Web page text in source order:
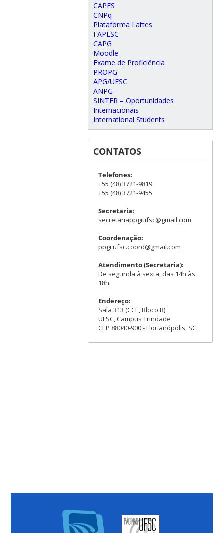
CAPES
CNPq
Plataforma Lattes
FAPESC
CAPG
Moodle
Exame de Proficiência
PROPG
APG/UFSC
ANPG
SINTER – Oportunidades
Internacionais
International Students
CONTATOS
Telefones:
+55 (48) 3721-9819
+55 (48) 3721-9455
Secretaria:
secretariappgiufsc@gmail.com
Coordenação:
ppgi.ufsc.coord@gmail.com
Atendimento (Secretaria):
De segunda à sexta, das 14h às
18h.
Endereço:
Sala 313 (CCE, Bloco B)
UFSC, Campus Trindade
CEP 88040-900 - Florianópolis, SC.